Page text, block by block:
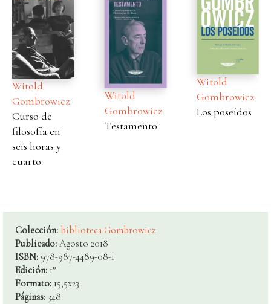
Witold
Gombrowicz
Curso de
filosofía en
seis horas y
cuarto
Witold
Gombrowicz
Testamento
Witold
Gombrowicz
Los poseídos
Colección: biblioteca Gombrowicz
Publicado: Agosto 2018
ISBN: 978-987-4489-08-1
Edición: 1°
Formato: 15,5x23
Páginas: 348